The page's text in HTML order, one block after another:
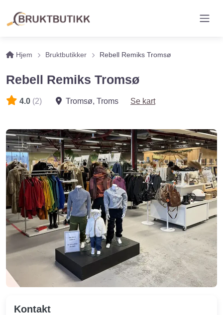
Hjem Bruktbutikker Rebell Remiks Tromsø
Rebell Remiks Tromsø
4.0 (2) Tromsø, Troms Se kart
Kontakt